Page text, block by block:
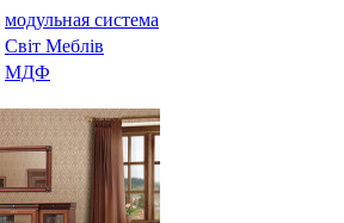
модульная система
Свiт Меблiв
МДФ